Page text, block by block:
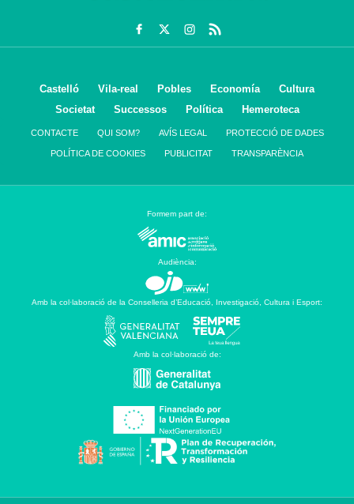
Castelló Vila-real Pobles Economía
Cultura
Societat
Successos Política Hemeroteca
CONTACTE QUI SOM? AVÍS LEGAL PROTECCIÓ DE DADES
POLÍTICA DE COOKIES PUBLICITAT TRANSPARÈNCIA
Formem part de:
Audiència:
Amb la col·laboració de la Conselleria d’Educació, Investigació, Cultura i Esport:
Amb la col·laboració de: